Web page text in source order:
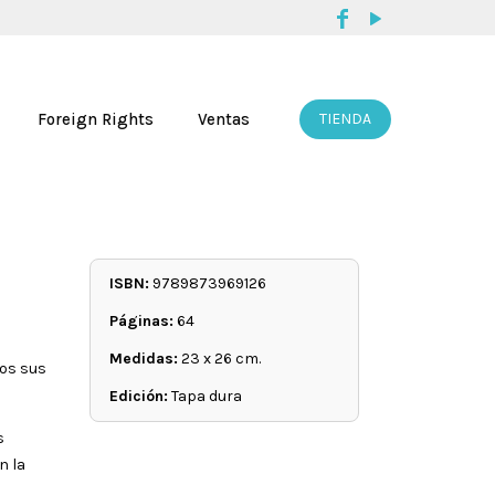
Foreign Rights Ventas TIENDA
sus
la
ISBN: 9789873969126
Páginas: 64
Medidas: 23 x 26 cm.
Edición: Tapa dura